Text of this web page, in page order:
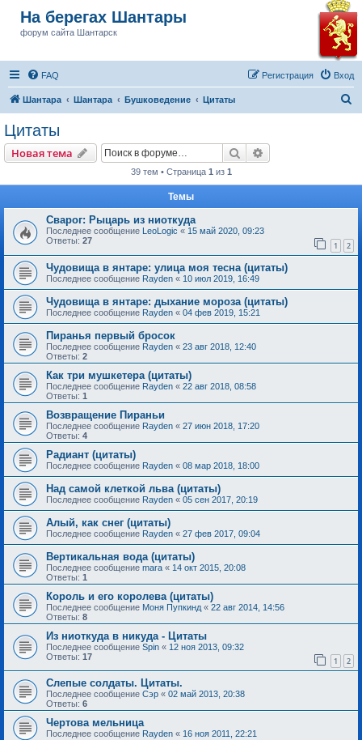
На берегах Шантары
форум сайта Шантарск
FAQ Вход
Регистрация
Шантара Шантара Бушковедение Цитаты
Цитаты
Новая тема Поиск
39 тем • Страница 1 из 1
Темы
Сварог: Рыцарь из ниоткуда
Последнее сообщение LeoLogic « 15 май 2020, 09:23
Ответы: 27 1 2
Чудовища в янтаре: улица моя тесна (цитаты)
Последнее сообщение Rayden « 10 июл 2019, 16:49
Чудовища в янтаре: дыхание мороза (цитаты)
Последнее сообщение Rayden « 04 фев 2019, 15:21
Пиранья первый бросок
Последнее сообщение Rayden « 23 авг 2018, 12:40
Ответы: 2
Как три мушкетера (цитаты)
Последнее сообщение Rayden « 22 авг 2018, 08:58
Ответы: 1
Возвращение Пираньи
Последнее сообщение Rayden « 27 июн 2018, 17:20
Ответы: 4
Радиант (цитаты)
Последнее сообщение Rayden « 08 мар 2018, 18:00
Над самой клеткой льва (цитаты)
Последнее сообщение Rayden « 05 сен 2017, 20:19
Алый, как снег (цитаты)
Последнее сообщение Rayden « 27 фев 2017, 09:04
Вертикальная вода (цитаты)
Последнее сообщение mara « 14 окт 2015, 20:08
Ответы: 1
Король и его королева (цитаты)
Последнее сообщение Моня Пупкинд « 22 авг 2014, 14:56
Ответы: 8
Из ниоткуда в никуда - Цитаты
Последнее сообщение Spin « 12 ноя 2013, 09:32
Ответы: 17 1 2
Слепые солдаты. Цитаты.
Последнее сообщение Сэр « 02 май 2013, 20:38
Ответы: 6
Чертова мельница
Последнее сообщение Rayden « 16 ноя 2011, 22:21